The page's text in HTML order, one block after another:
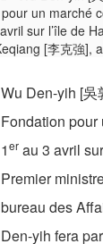
Wu Den-yih [
Fondation pour
1er au 3 avril
Premier
bureau des
Den-yih fera